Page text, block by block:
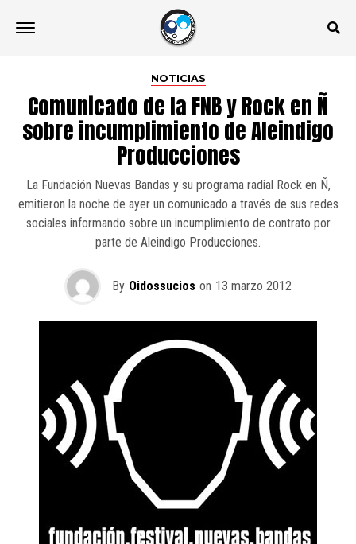
NOTICIAS
Comunicado de la FNB y Rock en Ñ
sobre incumplimiento de Aleindigo
Producciones
La Fundación Nuevas Bandas y su programa radial Rock en Ñ,
emitieron la noche de ayer un comunicado a través de sus redes
sociales informando sobre un incumplimiento de contrato por
parte de Aleindigo Producciones.
By Oidossucios on 13 marzo 2012